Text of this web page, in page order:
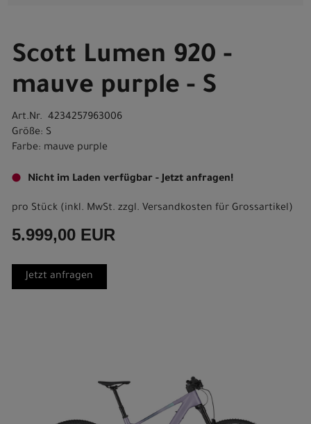
Scott Lumen 920 -
mauve purple - S
Art.Nr. 4234257963006
Größe: S
Farbe: mauve purple
Nicht im Laden verfügbar - Jetzt anfragen!
pro Stück (inkl. MwSt. zzgl. Versandkosten für Grossartikel)
5.999,00 EUR
Jetzt anfragen